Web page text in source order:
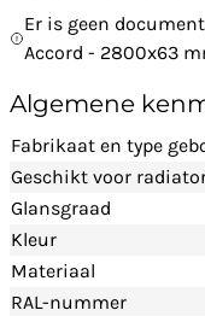
Er is geen
Accord - 2800x63
Algemene
Fabrikaat en type
Geschikt voor
Glansgraad
Kleur
Materiaal
RAL-nummer